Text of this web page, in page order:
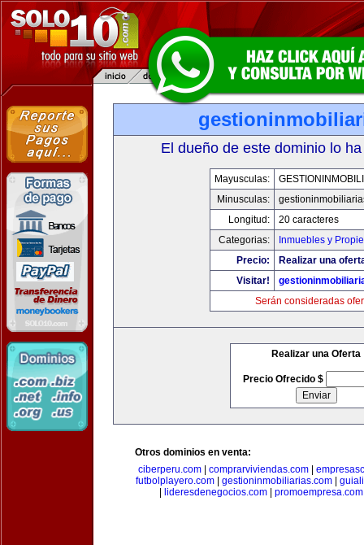
El dueño de este dominio lo
Mayusculas:
Minusculas:
Longitud:
20 caracteres
Categorias:
Inmuebles y
Precio:
Realizar una
Visitar!
Serán consideradas
Realizar una Oferta
Precio Ofrecido $
Otros dominios en venta:
ciberperu.com
comprarviviendas.com
futbolplayero.com| gestioninmobiliarias.com|
lideresdenegocios.com promoempresa.com